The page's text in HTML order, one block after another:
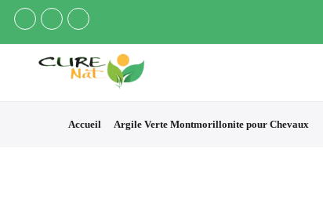
Accueil Argile Verte Montmorillonite pour Chevaux